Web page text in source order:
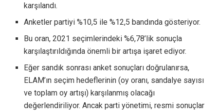
karşılandı.
Anketler partiyi %10,5 ile %12,5 bandında gösteriyor.
Bu oran, 2021 seçimlerindeki %6,78’lik sonuçla
karşılaştırıldığında önemli bir artışa işaret ediyor.
Eğer sandık sonrası anket sonuçları doğrulanırsa,
ELAM’ın seçim hedeflerinin (oy oranı, sandalye sayısı
ve toplam oy artışı) karşılanmış olacağı
değerlendiriliyor. Ancak parti yönetimi, resmi sonuçlar